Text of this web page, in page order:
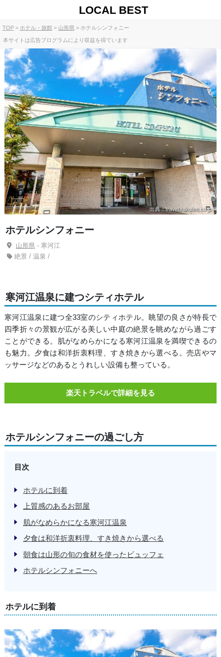
LOCAL BEST
TOP ホテル・旅館 山形県 ホテルシンフォニー
本サイトは広告プログラムにより収益を得ています
出典：travel.rakuten.co.jp
ホテルシンフォニー
山形県- 寒河江
絶景 / 温泉 /
寒河江温泉に建つシティホテル
寒河江温泉に建つ全33室のシティホテル。眺望の良さが特長で
四季折々の景観が広がる美しい中庭の絶景を眺めながら過ごす
ことができる。肌がなめらかになる寒河江温泉を満喫できるの
も魅力。夕食は和洋折衷料理、すき焼きから選べる。売店やマ
ッサージなどのあるとうれしい設備も整っている。
楽天トラベルで詳細を見る
ホテルシンフォニーの過ごし方
目次
ホテルに到着
上質感のあるお部屋
肌がなめらかになる寒河江温泉
夕食は和洋折衷料理、すき焼きから選べる
朝食は山形の旬の食材を使ったビュッフェ
ホテルシンフォニーへ
ホテルに到着